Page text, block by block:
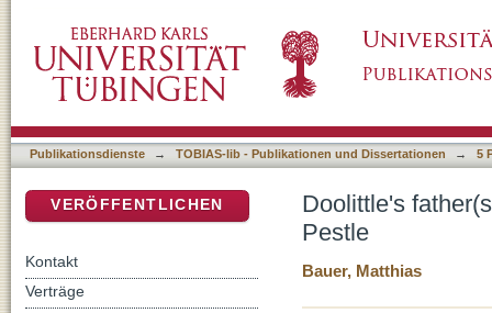
Publikationsdienste → TOBIAS-lib - Publikationen und Dissertationen → 5
Doolittle's
Pestle
Bauer, Matthias
VERÖFFENTLICHEN
Kontakt
Verträge